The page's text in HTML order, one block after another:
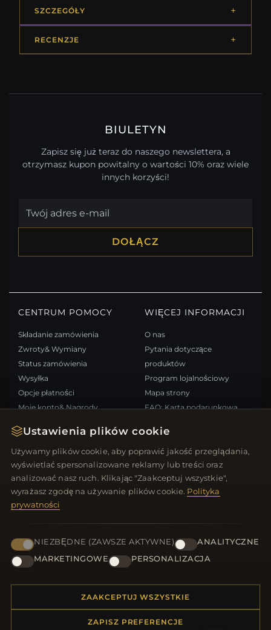
Ustawienia plików cookie
Używamy plików cookie, aby poprawić jakość przeglądania,
wyświetlać spersonalizowane reklamy lub treści oraz
analizować nasz ruch. Klikając "Zaakceptuj wszystkie",
wyrażasz zgodę na używanie plików cookie. Polityka
prywatności
NIEZBĘDNE (ZAWSZE AKTYWNE)
ANALITYCZNE
MARKETINGOWE
PERSONALIZACJA
ZAAKCEPTUJ WSZYSTKIE
ZAPISZ PREFERENCJE
SZCZEGÓŁY
RECENZJE
BIULETYN
Zapisz się już teraz do naszego newslettera, a
otrzymasz kupon powitalny o wartości 10% oraz wiele
innych korzyści!
DOŁĄCZ
CENTRUM POMOCY
Składanie zamówienia
Zwroty& Wymiany
Status zamówienia
Wysyłka
Opcje płatności
Moje konto& Nagrody
WIĘCEJ INFORMACJI
O nas
Pytania dotyczące
produktów
Program lojalnościowy
Mapa strony
FAQ: Karta podarunkowa
Wypisz się z newslettera
SZYBKIE LINKI
Nowe produkty
Oferty specjalne
Recenzje
Zaloguj się
ŚLEDŹ NAS